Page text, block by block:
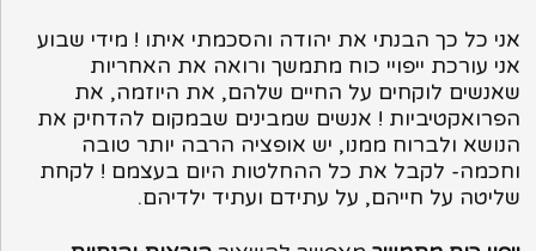
אני כל כך הבנתי את יהודה והסכמתי איתו ! מידי שבוע
אני עורכת ייפויי כוח מתמשך ורואה את האחריות
שאנשים לוקחים על החיים שלהם, את היוזמה, את
הפרואקטיביות ! אנשים שמבינים שבמקום להדחיק את
הנושא ולברוח ממנו, יש אופציה הרבה יותר טובה
וחכמה- לקבל את כל ההחלטות היום בעצמם ! לקחת
שליטה על חייהם, על עתידם ועתיד ילדיהם.